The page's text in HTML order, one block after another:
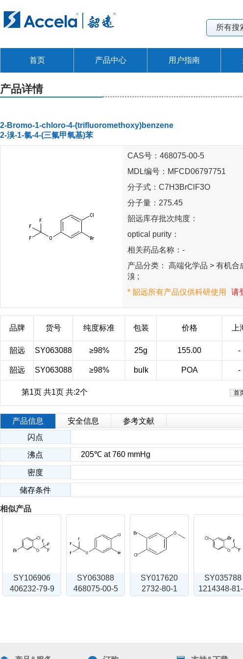
首页 产品中心 用户指南
产品详情
2-Bromo-1-chloro-4-(trifluoromethoxy)benzene
2-溴-1-氯-4-(三氟甲氧基)苯
CAS号：468075-00-5
MDL编号：MFCD06797751
分子式：C7H3BrClF3O
分子量：275.45
韶远库存批次纯度：
optical purity：
相关药品名称：-
产品分类： 高端化学品 > 有机
溴 ;
* 韶远所有产品仅供科研使用
请
品牌 货号 纯度标准 包装 价格 上
韶远 SY063088 ≥98% 25g 155.00 -
韶远 SY063088 ≥98% bulk POA -
首
第1页 共1页 共:2个
产品信息 安全信息
参考文献
闪点
沸点 205℃ at 760 mmHg
密度
储存条件
相似产品
SY106906
406232-79-9
SY063088
468075-00-5
SY017620
2732-80-1
SY035788
1214348-